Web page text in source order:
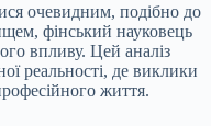
очевидним, подібно до
фінський науковець
впливу. Цей аналіз
реальності, де виклики
життя.